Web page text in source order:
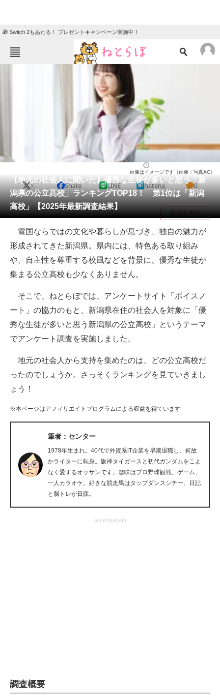
🎁 Switch 2もあたる！ プレゼントキャンペーン実施中！
ニュース
クイズ
地域
教育・育児
動物 リサーチ
会員記事
メディア
注目記事を集めた総合ページ
ITの今と未来を見通す
スマホと通信の最新トレンド
好きが集まる 比べて選べる
ビジネスと働き方のヒント
経営リーダーのコミュニティ
マーケ×ITの今がよく分かる
ITエンジニア向け専門サイト
企業向けIT製品の総合サイト
IT製品の技術・比較・事例
製造業のIT導入・活用を支援
【地元の社会人に聞いた】優秀な生徒が多いと思う「新
潟県の公立高校」ランキングTOP18！ 第1位は「新潟
高校」【2025年最新調査結果】
画像はイメージです（画像：写真AC）
X Share LINE hatena 0
目次を表示
雪国ならではの文化や暮らしが息づき、独自の魅力が
形成されてきた新潟県。県内には、特色ある取り組み
や、自主性を尊重する校風などを背景に、優秀な生徒が
集まる公立高校も少なくありません。
そこで、ねとらぼでは、アンケートサイト「ボイスノ
ート」の協力のもと、新潟県在住の社会人を対象に「優
秀な生徒が多いと思う新潟県の公立高校」というテーマ
でアンケート調査を実施しました。
地元の社会人から支持を集めたのは、どの公立高校だ
ったのでしょうか。さっそくランキングを見ていきまし
ょう！
※本ページはアフィリエイトプログラムによる収益を得ています
筆者：センター
1978年生まれ。40代で外資系IT企業を早期退職し、何故
かライターに転身。阪神タイガースと初代ガンダムをこよ
なく愛するオッサンです。趣味はプロ野球観戦、ゲーム、
一人カラオケ。好きな競走馬はタップダンスシチー。日記
と脳トレが日課。
advertisement
調査概要